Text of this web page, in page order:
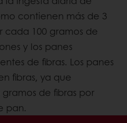
contienen más de 3
cada 100 gramos de
y los panes
de fibras. Los panes
fibras, ya que
de fibras por
pan.